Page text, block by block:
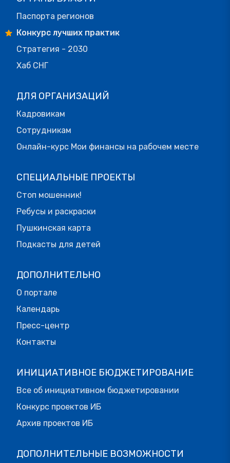
Паспорта регионов
Конкурс лучших практик
Стратегия - 2030
Хаб СНГ
ДЛЯ ОРГАНИЗАЦИЙ
Кадровикам
Сотрудникам
Онлайн-курс Мои финансы на рабочем месте
СПЕЦИАЛЬНЫЕ ПРОЕКТЫ
Стоп мошенник!
Ребусы и раскраски
Пушкинская карта
Подкасты для детей
ДОПОЛНИТЕЛЬНО
О портале
Календарь
Пресс-центр
Контакты
ИНИЦИАТИВНОЕ БЮДЖЕТИРОВАНИЕ
Все об инициативном бюджетировании
Конкурс проектов ИБ
Архив проектов ИБ
ДОПОЛНИТЕЛЬНЫЕ ВОЗМОЖНОСТИ